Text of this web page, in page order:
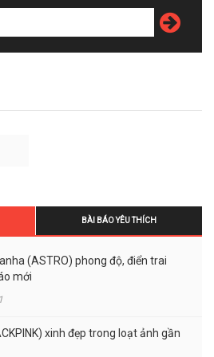
BÀI BÁO YÊU THÍCH
(ASTRO) phong độ, điển trai
mới
xinh đẹp trong loạt ảnh gần